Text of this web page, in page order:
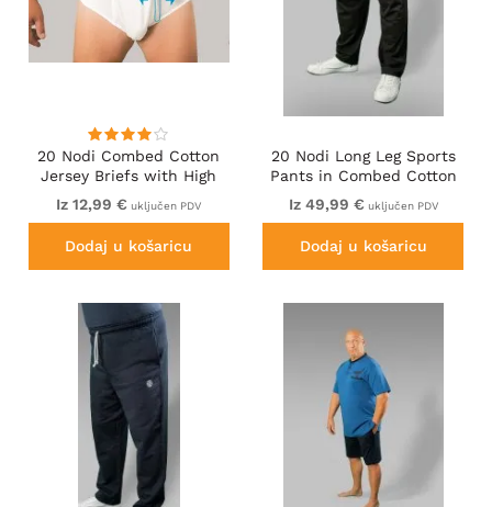
20 Nodi Combed Cotton
Jersey Briefs with High
Side Cut and Side
Opening White
Iz 12,99 € uključen PDV
Dodaj u košaricu
20 Nodi Long Leg Sports
Pants in Combed Cotton
Jersey Black
Iz 49,99 € uključen PDV
Dodaj u košaricu